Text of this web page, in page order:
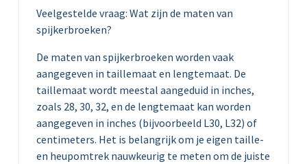
Veelgestelde vraag: Wat zijn de maten van
spijkerbroeken?
De maten van spijkerbroeken worden vaak
aangegeven in taillemaat en lengtemaat. De
taillemaat wordt meestal aangeduid in inches,
zoals 28, 30, 32, en de lengtemaat kan worden
aangegeven in inches (bijvoorbeeld L30, L32) of
centimeters. Het is belangrijk om je eigen taille-
en heupomtrek nauwkeurig te meten om de juiste